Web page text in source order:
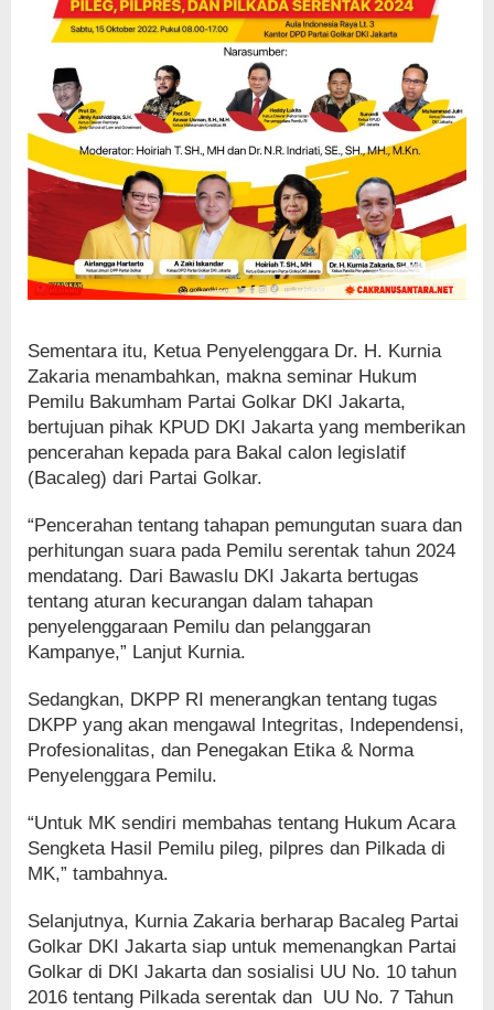
Sementara itu, Ketua Penyelenggara Dr. H. Kurnia
Zakaria menambahkan, makna seminar Hukum
Pemilu Bakumham Partai Golkar DKI Jakarta,
bertujuan pihak KPUD DKI Jakarta yang memberikan
pencerahan kepada para Bakal calon legislatif
(Bacaleg) dari Partai Golkar.
“Pencerahan tentang tahapan pemungutan suara dan
perhitungan suara pada Pemilu serentak tahun 2024
mendatang. Dari Bawaslu DKI Jakarta bertugas
tentang aturan kecurangan dalam tahapan
penyelenggaraan Pemilu dan pelanggaran
Kampanye,” Lanjut Kurnia.
Sedangkan, DKPP RI menerangkan tentang tugas
DKPP yang akan mengawal Integritas, Independensi,
Profesionalitas, dan Penegakan Etika & Norma
Penyelenggara Pemilu.
“Untuk MK sendiri membahas tentang Hukum Acara
Sengketa Hasil Pemilu pileg, pilpres dan Pilkada di
MK,” tambahnya.
Selanjutnya, Kurnia Zakaria berharap Bacaleg Partai
Golkar DKI Jakarta siap untuk memenangkan Partai
Golkar di DKI Jakarta dan sosialisi UU No. 10 tahun
2016 tentang Pilkada serentak dan UU No. 7 Tahun